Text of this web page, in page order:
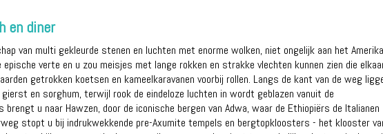
en diner
van multi gekleurde stenen en luchten met enorme wolken, niet ongelijk aan het
verte en u zou meisjes met lange rokken en strakke vlechten kunnen zien die
getrokken koetsen en kameelkaravanen voorbij rollen. Langs de kant van de weg
en sorghum, terwijl rook de eindeloze luchten in wordt geblazen vanuit de
u naar Hawzen, door de iconische bergen van Adwa, waar de Ethiopiërs de Italianen
stopt u bij indrukwekkende pre-Axumite tempels en bergtopkloosters - het klooster